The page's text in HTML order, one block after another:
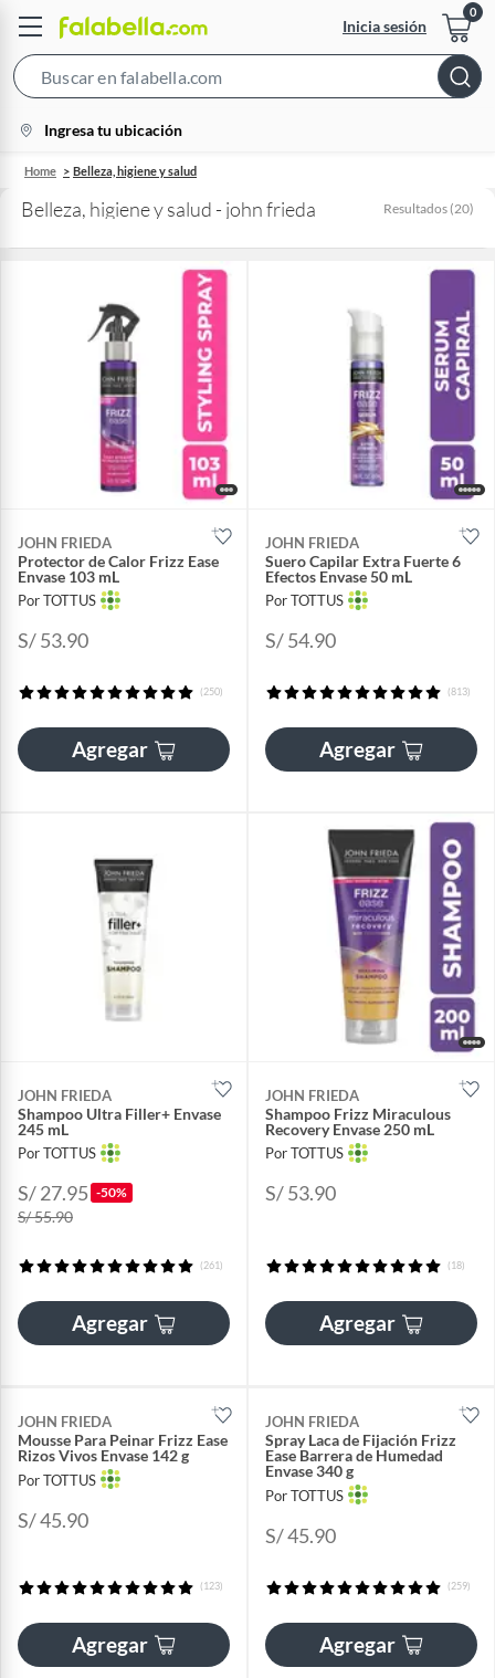
Inicia sesión
Bar
location-
icon
Ingresa tu ubicación
Home Belleza, higiene y salud
Belleza, higiene y salud - john frieda Resultados (20)
JOHN FRIEDA
Protector de Calor Frizz Ease
Envase 103 mL
Por TOTTUS
S/ 53.90
(250)
Agregar
JOHN FRIEDA
Suero Capilar Extra Fuerte 6
Efectos Envase 50 mL
Por TOTTUS
S/ 54.90
(813)
Agregar
JOHN FRIEDA
Shampoo Ultra Filler+ Envase
245 mL
Por TOTTUS
S/ 27.95 -50%
S/ 55.90
(261)
Agregar
JOHN FRIEDA
Shampoo Frizz Miraculous
Recovery Envase 250 mL
Por TOTTUS
S/ 53.90
(18)
Agregar
JOHN FRIEDA
Mousse Para Peinar Frizz Ease
Rizos Vivos Envase 142 g
Por TOTTUS
S/ 45.90
(123)
Agregar
JOHN FRIEDA
Spray Laca de Fijación Frizz
Ease Barrera de Humedad
Envase 340 g
Por TOTTUS
S/ 45.90
(259)
Agregar